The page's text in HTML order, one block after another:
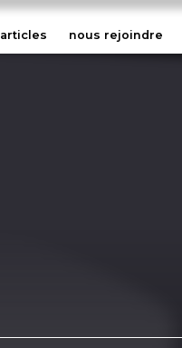
articles nous rejoindre